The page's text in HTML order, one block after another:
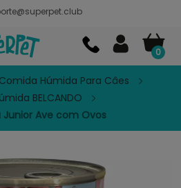
0
Comida Húmida Para Câes
BELCANDO
Junior Ave com Ovos
para mascotas
Google Play